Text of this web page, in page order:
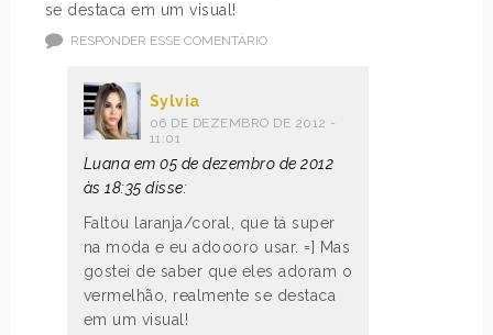
se destaca em um visual!
RESPONDER ESSE COMENTÁRIO
Sylvia
06 DE DEZEMBRO DE 2012 -
11:01
Luana em 05 de dezembro de 2012
às 18:35 disse:
Faltou laranja/coral, que tá super
na moda e eu adoooro usar. =] Mas
gostei de saber que eles adoram o
vermelhão, realmente se destaca
em um visual!